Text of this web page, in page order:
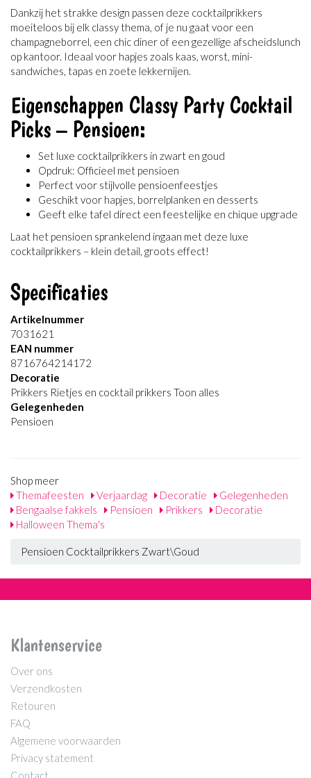
Dankzij het strakke design passen deze cocktailprikkers
moeiteloos bij elk classy thema, of je nu gaat voor een
champagneborrel, een chic diner of een gezellige afscheidslunch
op kantoor. Ideaal voor hapjes zoals kaas, worst, mini-
sandwiches, tapas en zoete lekkernijen.
Eigenschappen Classy Party Cocktail
Picks – Pensioen:
Set luxe cocktailprikkers in zwart en goud
Opdruk: Officieel met pensioen
Perfect voor stijlvolle pensioenfeestjes
Geschikt voor hapjes, borrelplanken en desserts
Geeft elke tafel direct een feestelijke en chique upgrade
Laat het pensioen sprankelend ingaan met deze luxe
cocktailprikkers – klein detail, groots effect!
Specificaties
Artikelnummer
7031621
EAN nummer
8716764214172
Decoratie
Prikkers Rietjes en cocktail prikkers Toon alles
Gelegenheden
Pensioen
Shop meer
Themafeesten
Verjaardag Decoratie
Gelegenheden
Bengaalse fakkels
Pensioen Prikkers
Decoratie
Halloween Thema's
Pensioen Cocktailprikkers Zwart\Goud
Klantenservice
Over ons
Verzendkosten
Retouren
FAQ
Algemene voorwaarden
Privacy statement
Contact